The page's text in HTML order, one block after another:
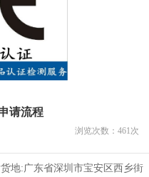
请流程
浏览次数： 461次
地:广东省深圳市宝安区西乡街